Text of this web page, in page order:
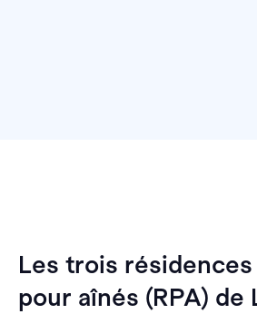
Les trois
pour aînés (RPA) de